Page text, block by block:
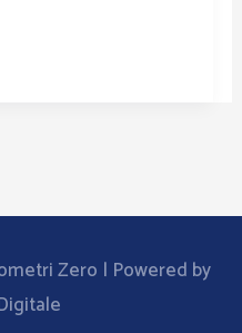
Zero | Powered by